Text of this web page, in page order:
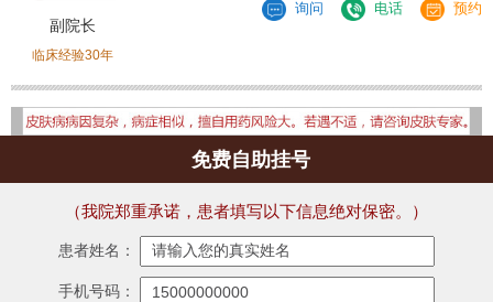
副院长
临床经验30年
询问
电话 预约
免费自助挂号
（我院郑重承诺，患者填写以下信息绝对保密。）
患者姓名：
手机号码：